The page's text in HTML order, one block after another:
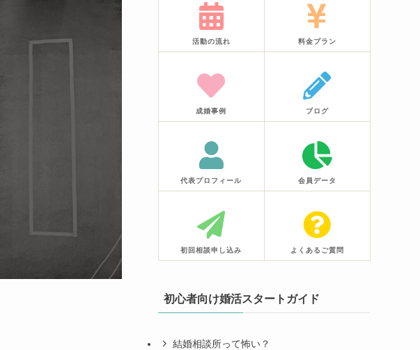
活動の流れ 料金プラン
成婚事例 ブログ
代表プロフィール 会員データ
初回相談申し込み よくあるご質問
初心者向け婚活スタートガイド
結婚相談所って怖い？